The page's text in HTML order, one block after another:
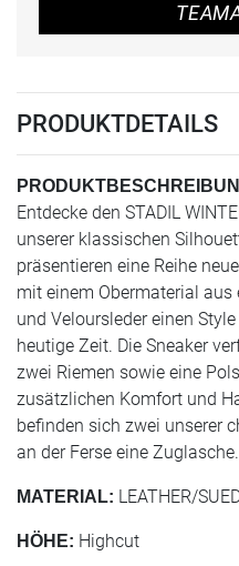
PRODUKTDETAILS
Entdecke den STADIL
unserer klassischen
präsentieren eine Reihe
mit einem Obermaterial
und Veloursleder einen
heutige Zeit. Die Sneaker
zwei Riemen sowie eine
zusätzlichen Komfort und
befinden sich zwei unserer
an der Ferse eine Zuglasche.
MATERIAL: LEATHER/
HÖHE: Highcut